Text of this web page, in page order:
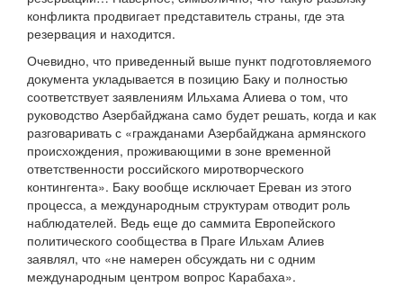
конфликта продвигает представитель страны, где эта
резервация и находится.
Очевидно, что приведенный выше пункт подготовляемого
документа укладывается в позицию Баку и полностью
соответствует заявлениям Ильхама Алиева о том, что
руководство Азербайджана само будет решать, когда и как
разговаривать с «гражданами Азербайджана армянского
происхождения, проживающими в зоне временной
ответственности российского миротворческого
контингента». Баку вообще исключает Ереван из этого
процесса, а международным структурам отводит роль
наблюдателей. Ведь еще до саммита Европейского
политического сообщества в Праге Ильхам Алиев
заявлял, что «не намерен обсуждать ни с одним
международным центром вопрос Карабаха».